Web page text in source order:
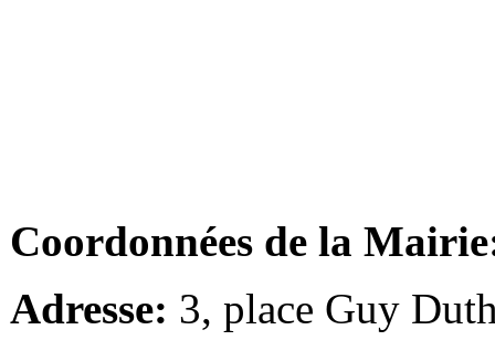
Coordonnées de la
Adresse: 3, place Guy